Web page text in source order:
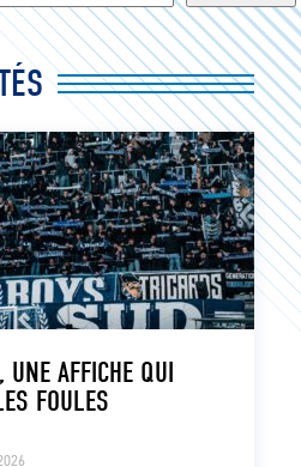
AFFICHE QUI
FOULES